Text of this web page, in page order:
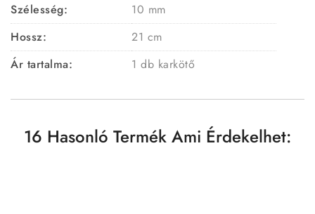
Szélesség:
10 mm
Hossz:
21 cm
Ár tartalma:
1 db karkötő
16 Hasonló Termék Ami Érdekelhet: